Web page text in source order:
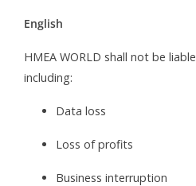
English
HMEA WORLD shall not be
including:
Data loss
Loss of profits
Business interruption